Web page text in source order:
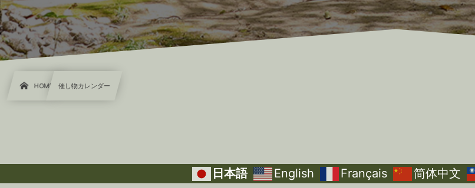
HOME 催し物カレンダー
日本語 English Français 简体中文